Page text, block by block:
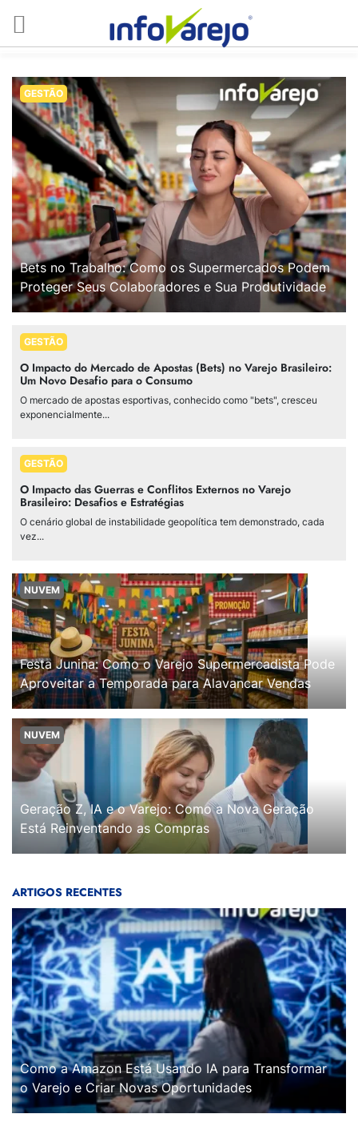
GESTÃO
Bets no Trabalho: Como os Supermercados Podem
Proteger Seus Colaboradores e Sua Produtividade
GESTÃO
O Impacto do Mercado de Apostas (Bets) no Varejo Brasileiro:
Um Novo Desafio para o Consumo
O mercado de apostas esportivas, conhecido como "bets", cresceu
exponencialmente...
GESTÃO
O Impacto das Guerras e Conflitos Externos no Varejo
Brasileiro: Desafios e Estratégias
O cenário global de instabilidade geopolítica tem demonstrado, cada
vez...
NUVEM
Festa Junina: Como o Varejo Supermercadista Pode
Aproveitar a Temporada para Alavancar Vendas
NUVEM
Geração Z, IA e o Varejo: Como a Nova Geração
Está Reinventando as Compras
ARTIGOS RECENTES
Como a Amazon Está Usando IA para Transformar
o Varejo e Criar Novas Oportunidades